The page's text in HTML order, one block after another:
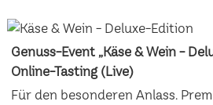
Genuss-Event „Käse & Wein -
Online-Tasting (Live)
Für den besonderen Anlass.